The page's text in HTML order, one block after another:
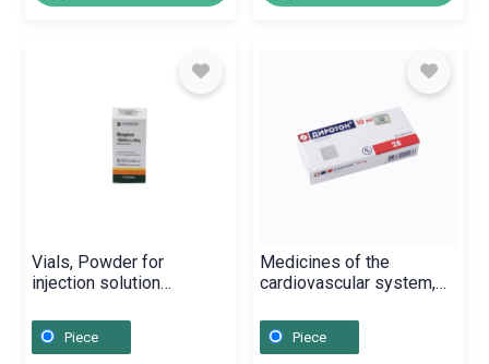
Vials, Powder for
injection solution
Կորեա
Piece
Medicines of the
cardiovascular system,
Վենգրիա
Piece